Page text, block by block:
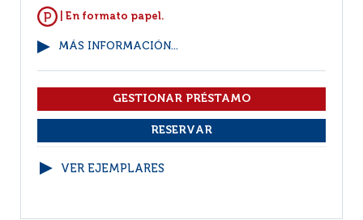
| En formato papel.
MÁS INFORMACIÓN...
VER EJEMPLARES